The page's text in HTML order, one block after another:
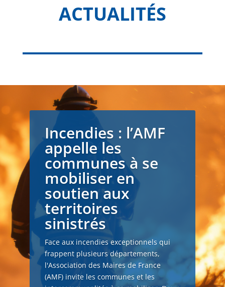
ACTUALITÉS
Incendies : l’AMF
appelle les
communes à se
mobiliser en
soutien aux
territoires
sinistrés
Face aux incendies exceptionnels qui
frappent plusieurs départements,
l'Association des Maires de France
(AMF) invite les communes et les